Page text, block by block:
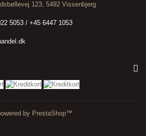
by PrestaShop™
123, 5492 Vissenbjerg
5053 / +45 6447 1053